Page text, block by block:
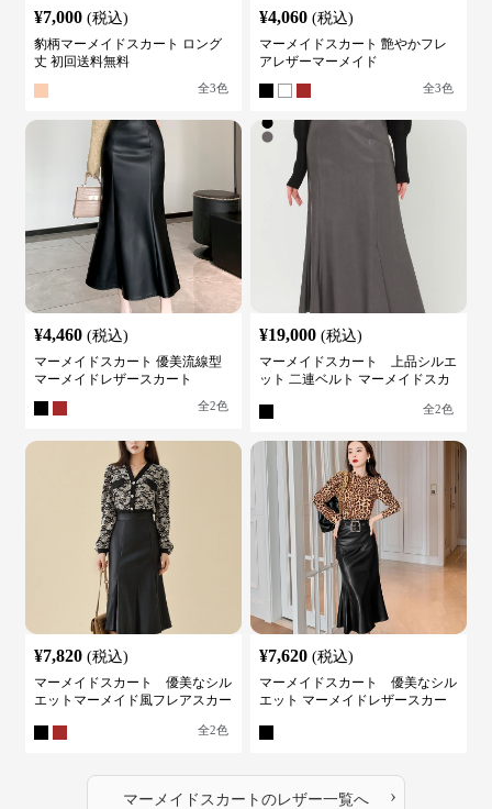
¥7,000 (税込)
豹柄マーメイドスカート ロング
丈 初回送料無料
全3色
¥4,060 (税込)
マーメイドスカート 艶やかフレ
アレザーマーメイド
全3色
¥4,460 (税込)
マーメイドスカート 優美流線型
マーメイドレザースカート
全2色
¥19,000 (税込)
マーメイドスカート 上品シルエ
ット 二連ベルト マーメイドスカ
全2色
¥7,820 (税込)
マーメイドスカート 優美なシル
エットマーメイド風フレアスカー
全2色
¥7,620 (税込)
マーメイドスカート 優美なシル
エット マーメイドレザースカー
マーメイドスカート のレザー一覧へ ›